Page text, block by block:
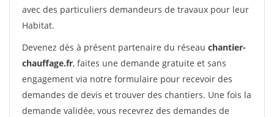
avec des particuliers demandeurs de travaux pour leur
Habitat.
Devenez dès à présent partenaire du réseau chantier-
chauffage.fr, faites une demande gratuite et sans
engagement via notre formulaire pour recevoir des
demandes de devis et trouver des chantiers. Une fois la
demande validée, vous recevrez des demandes de